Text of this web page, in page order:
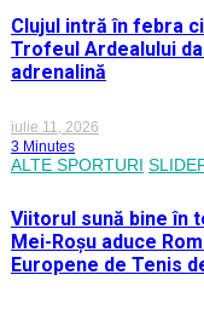
Clujul intră în febra
Trofeul Ardealului
adrenalină
iulie 11, 2026
3 Minutes
ALTE SPORTURI
Viitorul sună bine în
Mei-Roșu aduce
Europene de Tenis